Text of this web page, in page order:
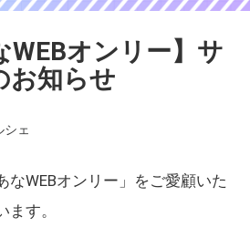
WEBオンリー】サ
お知らせ
ェ
なWEBオンリー」をご愛顧いた
す。